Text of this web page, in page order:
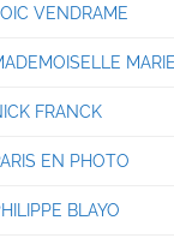
VENDRAME
MARIE
FRANCK
EN PHOTO
BLAYO